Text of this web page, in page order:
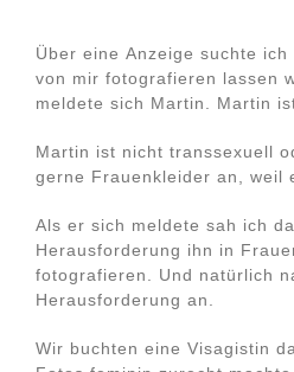
Über eine Anzeige suchte
von mir fotografieren lassen
meldete sich Martin. Martin
Martin ist nicht transsexuell
gerne Frauenkleider an, weil
Als er sich meldete sah ich
Herausforderung ihn in
fotografieren. Und natürlich
Herausforderung an.
Wir buchten eine Visagistin